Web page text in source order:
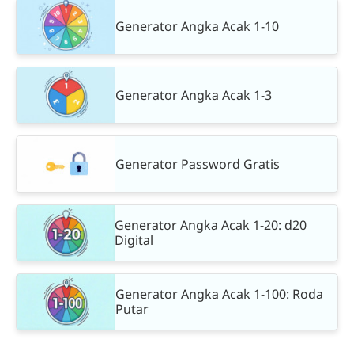
Generator Angka Acak 1-10
Generator Angka Acak 1-3
Generator Password Gratis
Generator Angka Acak 1-20: d20
Digital
Generator Angka Acak 1-100: Roda
Putar